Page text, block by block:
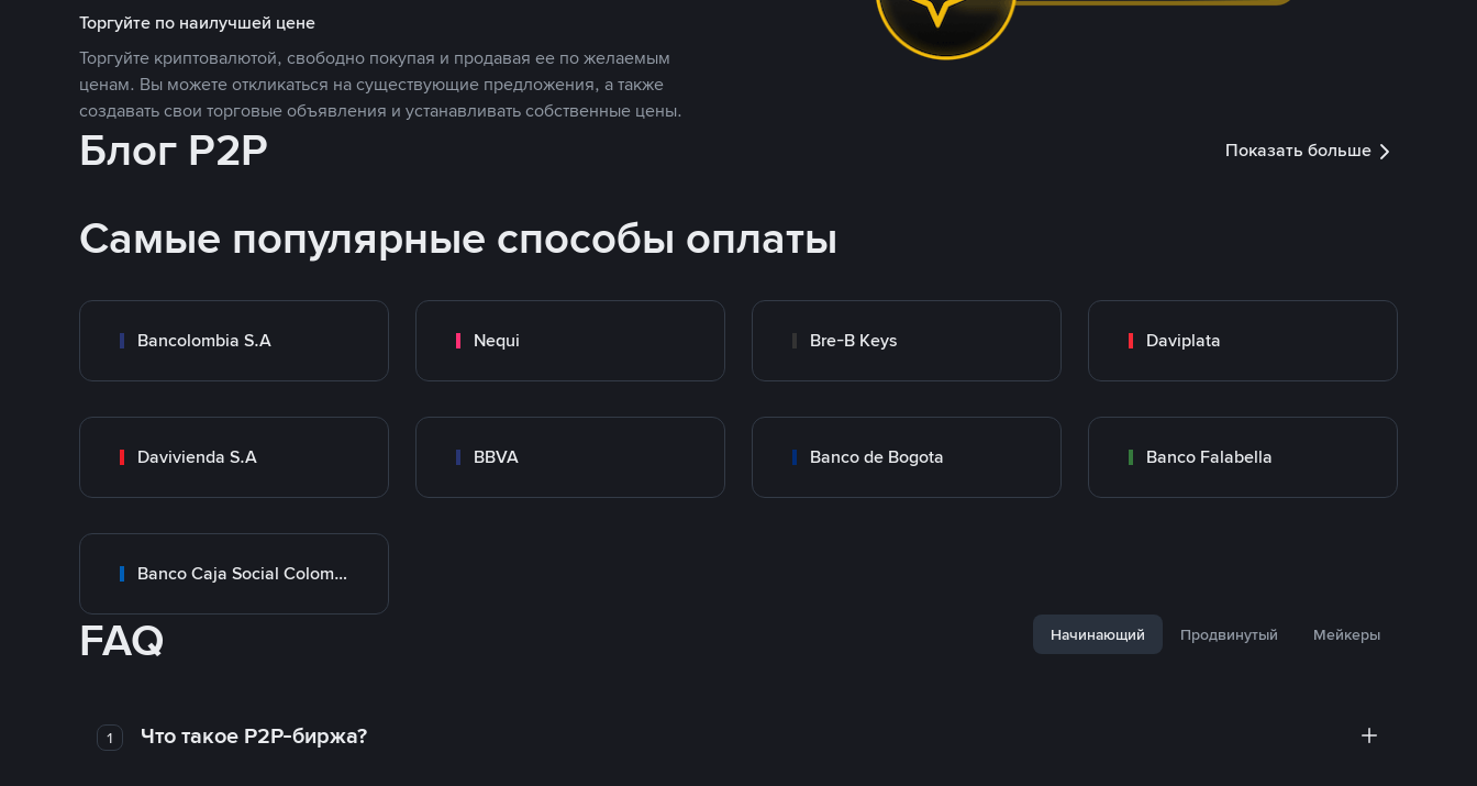
Торгуйте по наилучшей цене
Торгуйте криптовалютой, свободно покупая и продавая ее по желаемым
ценам. Вы можете откликаться на существующие предложения, а также
создавать свои торговые объявления и устанавливать собственные цены.
Блог P2P Показать больше
Самые популярные способы оплаты
Bancolombia S.A Nequi Bre-B Keys Daviplata
Davivienda S.A BBVA Banco de Bogota Banco Falabella
Banco Caja Social Colombia
FAQ Начинающий Продвинутый Мейкеры
1 Что такое P2P-биржа?